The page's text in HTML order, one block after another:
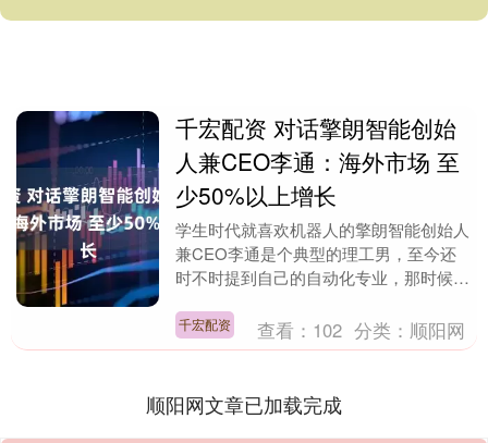
千宏配资 对话擎朗智能创始
人兼CEO李通：海外市场 至
少50%以上增长
学生时代就喜欢机器人的擎朗智能创始人
兼CEO李通是个典型的理工男，至今还
时不时提到自己的自动化专业，那时候他
直接打地铺，创业....
千宏配资 查看： 102 分类： 顺阳网
顺阳网文章已加载完成